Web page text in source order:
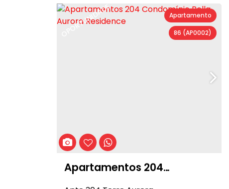
OPORTUNIDADE 86 (AP0002)
Apartamento
Apartamentos 204